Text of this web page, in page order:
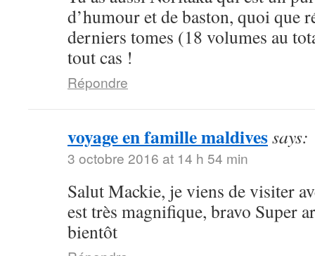
d’humour et de baston, quoi que
derniers tomes (18 volumes au
tout cas !
Répondre
voyage en famille maldivessays:
3 octobre 2016 at 14 h 54 min
Salut Mackie, je viens de visiter
est très magnifique, bravo Super
bientôt